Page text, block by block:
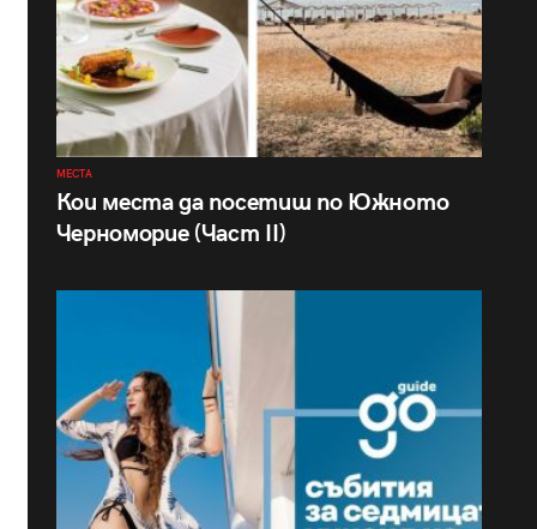
МЕСТА
Кои места да посетиш по Южното
Черноморие (Част II)